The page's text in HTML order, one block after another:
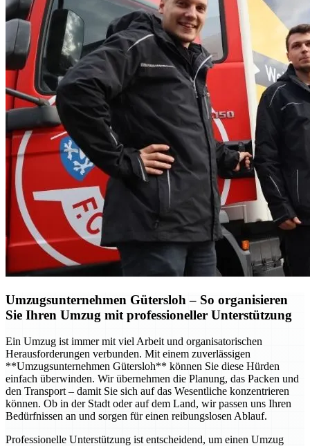
Umzugsunternehmen Gütersloh – So organisieren
Sie Ihren Umzug mit professioneller Unterstützung
Ein Umzug ist immer mit viel Arbeit und organisatorischen
Herausforderungen verbunden. Mit einem zuverlässigen
**Umzugsunternehmen Gütersloh** können Sie diese Hürden
einfach überwinden. Wir übernehmen die Planung, das Packen und
den Transport – damit Sie sich auf das Wesentliche konzentrieren
können. Ob in der Stadt oder auf dem Land, wir passen uns Ihren
Bedürfnissen an und sorgen für einen reibungslosen Ablauf.
Professionelle Unterstützung ist entscheidend, um einen Umzug